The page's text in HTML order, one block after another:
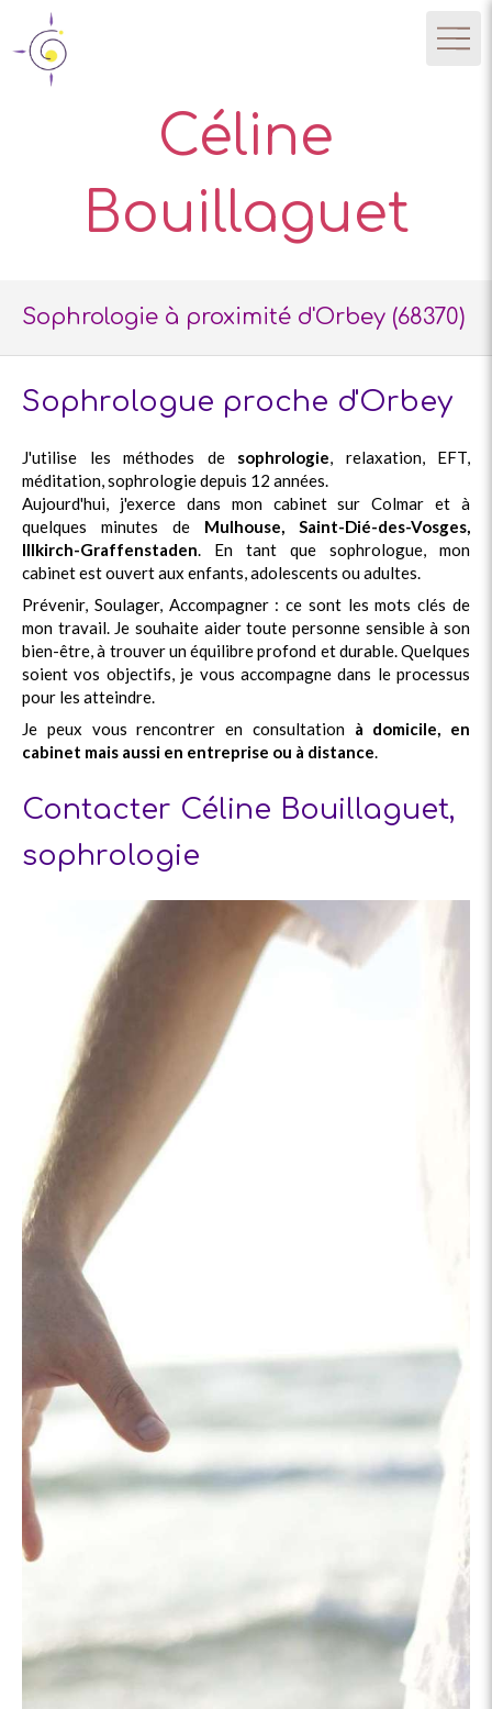
Céline
Bouillaguet
Sophrologie à proximité d'Orbey (68370)
Sophrologue proche d'Orbey
J'utilise les méthodes de sophrologie, relaxation, EFT,
méditation, sophrologie depuis 12 années.
Aujourd'hui, j'exerce dans mon cabinet sur Colmar et à
quelques minutes de Mulhouse, Saint-Dié-des-Vosges,
Illkirch-Graffenstaden. En tant que sophrologue, mon
cabinet est ouvert aux enfants, adolescents ou adultes.
Prévenir, Soulager, Accompagner : ce sont les mots clés de
mon travail. Je souhaite aider toute personne sensible à son
bien-être, à trouver un équilibre profond et durable. Quelques
soient vos objectifs, je vous accompagne dans le processus
pour les atteindre.
Je peux vous rencontrer en consultation à domicile, en
cabinet mais aussi en entreprise ou à distance.
Contacter Céline Bouillaguet,
sophrologie